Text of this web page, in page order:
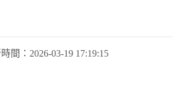
間： 2026-03-19 17:19:15